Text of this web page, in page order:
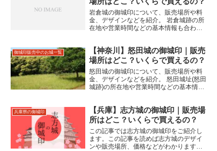
岩倉城の御城印について、販売場所や料
金、デザインなどを紹介。 岩倉城跡の所
在地や営業時間などの基本情報も合わせ
御城印販売中のお城一覧
【神奈川】怒田城の御城印｜販売
場所はどこ？いくらで買えるの？
怒田城の御城印について、販売場所や料
金、デザインなどを紹介。 怒田城址(怒田
城跡)の所在地や営業時間などの基本情報
兵庫県の御城印
【兵庫】志方城の御城印｜販売場
所はどこ？いくらで買えるの？
この記事では志方城の御城印をご紹介し
ます。この記事を読めば志方城のデザイ
ンや販売場所、価格などがわかります。